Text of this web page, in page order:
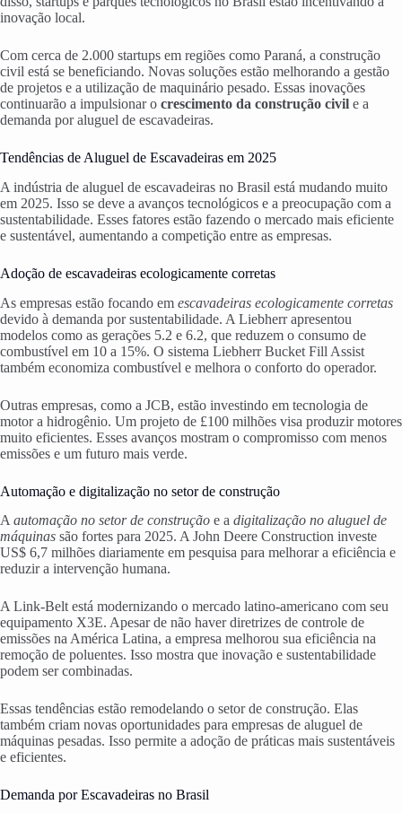
inovação local.
Com cerca de 2.000 startups em regiões como Paraná, a construção
civil está se beneficiando. Novas soluções estão melhorando a gestão
de projetos e a utilização de maquinário pesado. Essas inovações
continuarão a impulsionar o crescimento da construção civil e a
demanda por aluguel de escavadeiras.
Tendências de Aluguel de Escavadeiras em 2025
A indústria de aluguel de escavadeiras no Brasil está mudando muito
em 2025. Isso se deve a avanços tecnológicos e a preocupação com a
sustentabilidade. Esses fatores estão fazendo o mercado mais eficiente
e sustentável, aumentando a competição entre as empresas.
Adoção de escavadeiras ecologicamente corretas
As empresas estão focando em escavadeiras ecologicamente corretas
devido à demanda por sustentabilidade. A Liebherr apresentou
modelos como as gerações 5.2 e 6.2, que reduzem o consumo de
combustível em 10 a 15%. O sistema Liebherr Bucket Fill Assist
também economiza combustível e melhora o conforto do operador.
Outras empresas, como a JCB, estão investindo em tecnologia de
motor a hidrogênio. Um projeto de £100 milhões visa produzir motores
muito eficientes. Esses avanços mostram o compromisso com menos
emissões e um futuro mais verde.
Automação e digitalização no setor de construção
Aautomação no setor de construção e a digitalização no aluguel de
máquinas são fortes para 2025. A John Deere Construction investe
US$ 6,7 milhões diariamente em pesquisa para melhorar a eficiência e
reduzir a intervenção humana.
A Link-Belt está modernizando o mercado latino-americano com seu
equipamento X3E. Apesar de não haver diretrizes de controle de
emissões na América Latina, a empresa melhorou sua eficiência na
remoção de poluentes. Isso mostra que inovação e sustentabilidade
podem ser combinadas.
Essas tendências estão remodelando o setor de construção. Elas
também criam novas oportunidades para empresas de aluguel de
máquinas pesadas. Isso permite a adoção de práticas mais sustentáveis
e eficientes.
Demanda por Escavadeiras no Brasil